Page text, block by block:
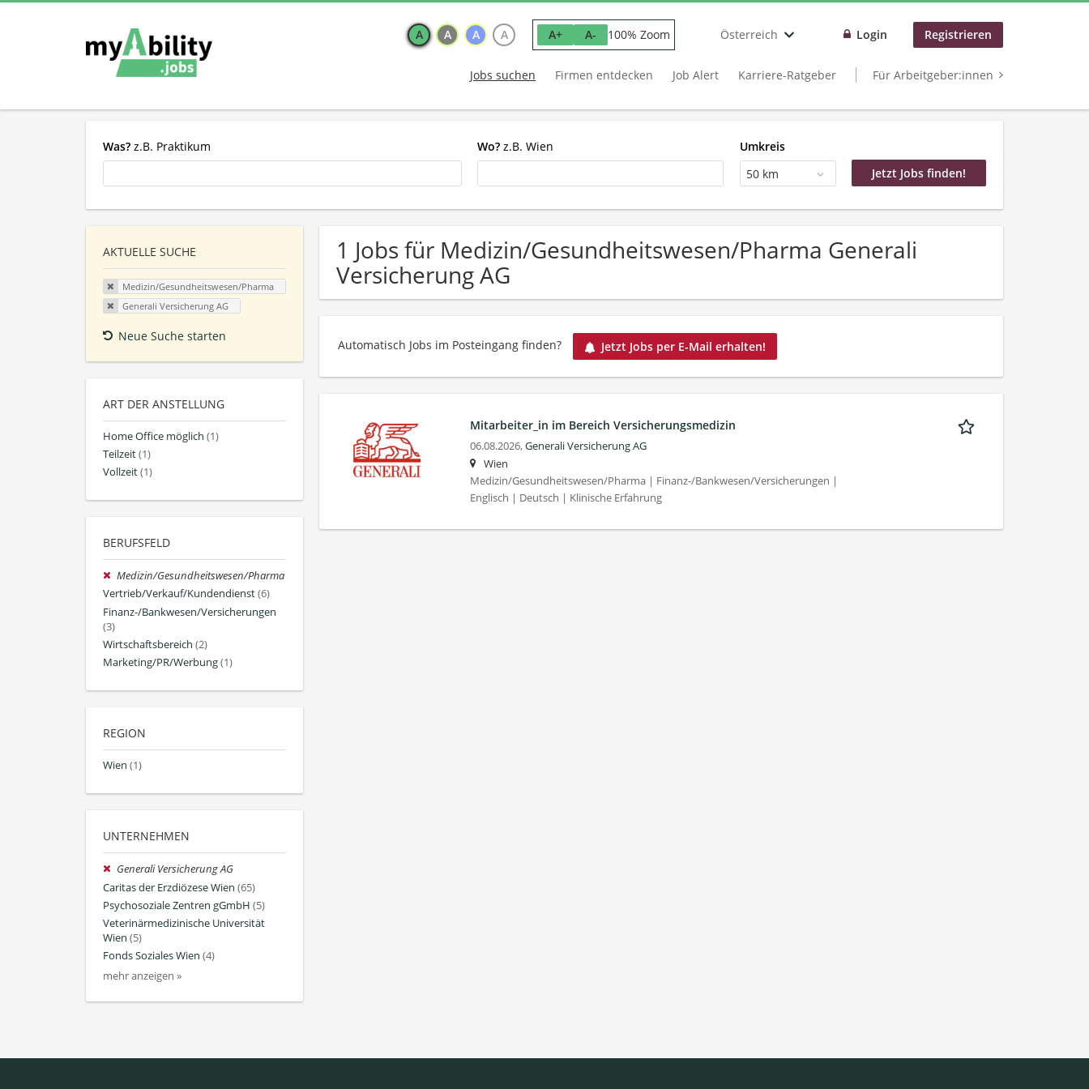
A A A A A+ A- 100% Zoom Österreich Login Registrieren
Jobs suchen Firmen entdecken Job Alert Karriere-Ratgeber Für Arbeitgeber:innen
Was? z.B. Praktikum Wo? z.B. Wien
Umkreis
50 km
AKTUELLE SUCHE
Medizin/Gesundheitswesen/Pharma
Generali Versicherung AG
Neue Suche starten
ART DER ANSTELLUNG
Home Office möglich (1)
Teilzeit(1)
Vollzeit(1)
BERUFSFELD
Medizin/Gesundheitswesen/Pharma
Vertrieb/Verkauf/Kundendienst(6)
Finanz-/Bankwesen/Versicherungen
(3)
Wirtschaftsbereich (2)
Marketing/PR/Werbung(1)
REGION
Wien (1)
UNTERNEHMEN
Generali Versicherung AG
Caritas der Erzdiözese Wien (65)
Psychosoziale Zentren gGmbH (5)
Veterinärmedizinische Universität
Wien (5)
Fonds Soziales Wien (4)
mehr anzeigen »
1 Jobs für Medizin/Gesundheitswesen/Pharma Generali
Versicherung AG
Automatisch Jobs im Posteingang finden? Jetzt Jobs per E-Mail erhalten!
Mitarbeiter_in im Bereich Versicherungsmedizin
06.08.2026,Generali Versicherung AG
Wien
Medizin/Gesundheitswesen/Pharma | Finanz-/Bankwesen/Versicherungen |
Englisch | Deutsch | Klinische Erfahrung